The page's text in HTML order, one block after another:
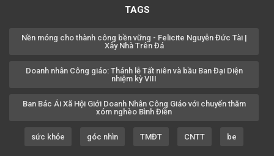
TAGS
Nền móng cho thành công bền vững - Felicite Nguyễn Đức Tài |
Xây Nhà Trên Đá
Doanh nhân Công giáo: Thánh lễ Tất niên và bầu Ban Đại Diện
nhiệm kỳ VIII
Ban Bác Ái Xã Hội Giới Doanh Nhân Công Giáo với chuyến thăm
xóm nghèo Bình Điền
sức khỏe góc nhìn TMĐT CNTT be